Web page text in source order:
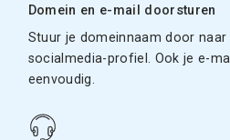
Domein en e-mail doorsturen
Stuur je domeinnaam door
socialmedia-profiel. Ook je e-
eenvoudig.